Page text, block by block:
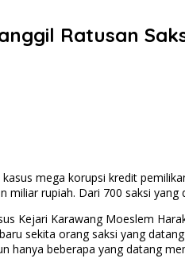
Ratusan
mega korupsi kredit
miliar rupiah. Dari 700 saksi
Kejari Karawang Moeslem
sekita orang saksi yang
hanya beberapa yang datang